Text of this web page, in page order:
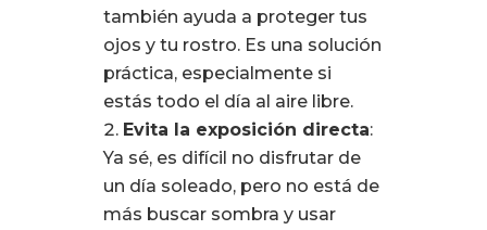
también ayuda a proteger tus
ojos y tu rostro. Es una solución
práctica, especialmente si
estás todo el día al aire libre.
Evita la exposición directa:
Ya sé, es difícil no disfrutar de
un día soleado, pero no está de
más buscar sombra y usar